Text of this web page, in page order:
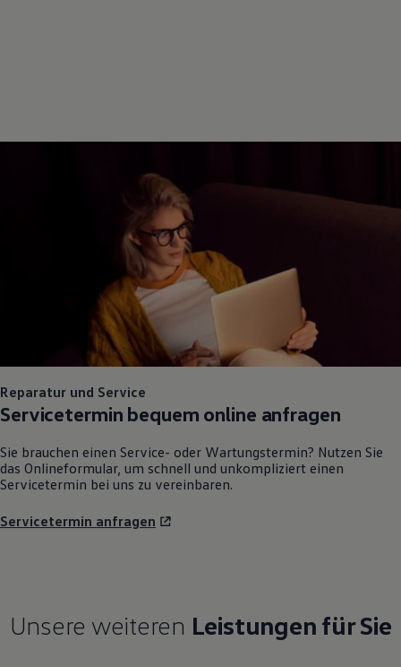
Reparatur und Service
Servicetermin bequem online anfragen
Sie brauchen einen Service- oder Wartungstermin? Nutzen Sie
das Onlineformular, um schnell und unkompliziert einen
Servicetermin bei uns zu vereinbaren.
Servicetermin anfragen
Unsere weiteren Leistungen für Sie